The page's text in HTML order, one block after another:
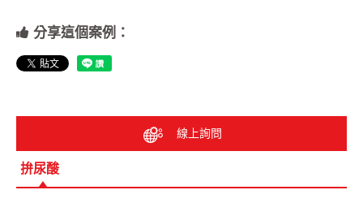
分享這個案例：
線上詢問
拚尿酸